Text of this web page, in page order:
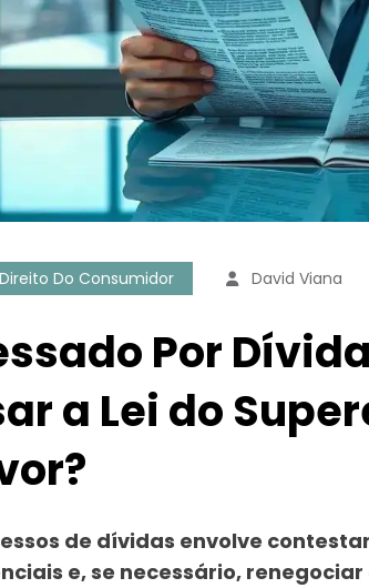
Direito Do Consumidor David Viana
Por
a Lei do
de dívidas envolve
e, se necessário,